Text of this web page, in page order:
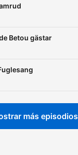
Betou gästar
más episodios